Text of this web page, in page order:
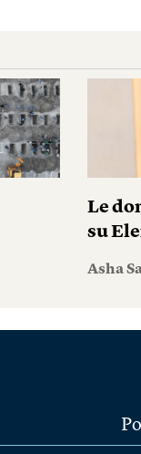
Le
su
Asha